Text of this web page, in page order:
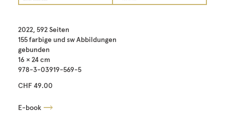
2022, 592 Seiten
155 farbige und sw Abbildungen
gebunden
16 × 24 cm
978-3-03919-569-5
CHF 49.00
E-book